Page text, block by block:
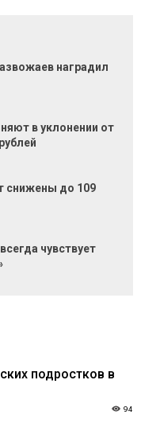
наградил
в уклонении от
снижены до 109
чувствует
подростков в
94